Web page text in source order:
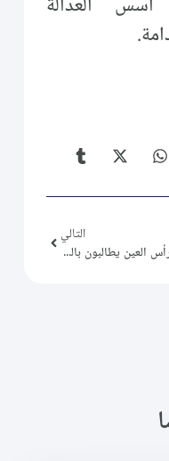
التالي
نازحو رأس العين يطالبون بالعودة الآمنة